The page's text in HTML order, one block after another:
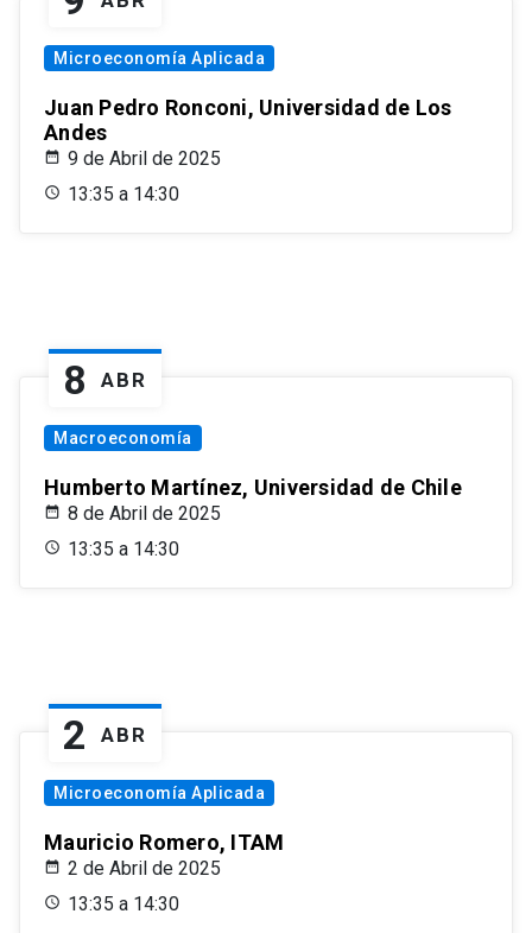
Microeconomía Aplicada
Juan Pedro Ronconi, Universidad de Los
Andes
9 de Abril de 2025
13:35 a 14:30
8 ABR
Macroeconomía
Humberto Martínez, Universidad de Chile
8 de Abril de 2025
13:35 a 14:30
2 ABR
Microeconomía Aplicada
Mauricio Romero, ITAM
2 de Abril de 2025
13:35 a 14:30